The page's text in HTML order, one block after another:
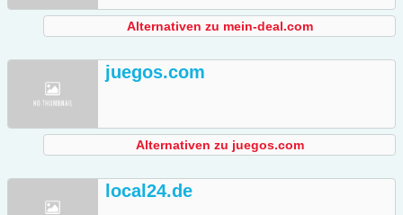
Alternativen zu mein-deal.com
juegos.com
Alternativen zu juegos.com
local24.de